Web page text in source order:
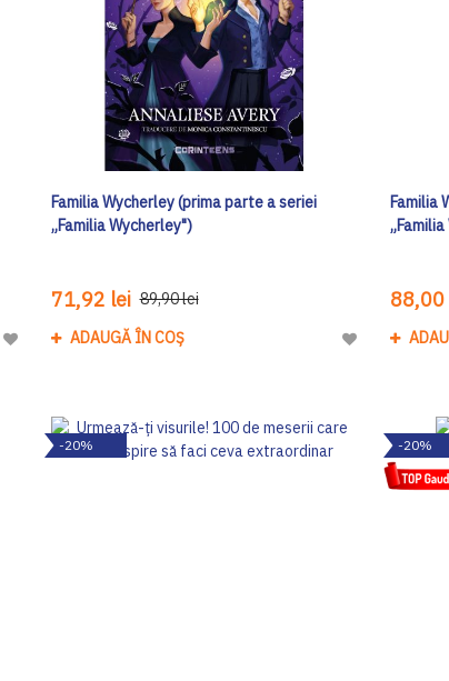
Adaugă
Dorinte
Familia Wycherley (prima parte a seriei
„Familia Wycherley")
71,92 lei 89,90 lei
ADAUGĂ ÎN COȘ
Adaugă
de
Dorinte
Familia
88,00
-20% -20%